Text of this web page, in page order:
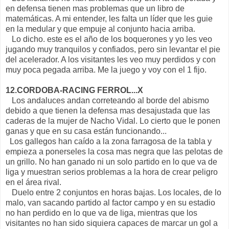
en defensa tienen mas problemas que un libro de
matemáticas. A mi entender, les falta un líder que les guie
en la medular y que empuje al conjunto hacia arriba.
Lo dicho. este es el año de los boquerones y yo les veo
jugando muy tranquilos y confiados, pero sin levantar el pie
del acelerador. A los visitantes les veo muy perdidos y con
muy poca pegada arriba. Me la juego y voy con el 1 fijo.
12.CORDOBA-RACING FERROL...X
Los andaluces andan correteando al borde del abismo
debido a que tienen la defensa mas desajustada que las
caderas de la mujer de Nacho Vidal. Lo cierto que le ponen
ganas y que en su casa están funcionando...
Los gallegos han caído a la zona farragosa de la tabla y
empieza a ponerseles la cosa mas negra que las pelotas de
un grillo. No han ganado ni un solo partido en lo que va de
liga y muestran serios problemas a la hora de crear peligro
en el área rival.
Duelo entre 2 conjuntos en horas bajas. Los locales, de lo
malo, van sacando partido al factor campo y en su estadio
no han perdido en lo que va de liga, mientras que los
visitantes no han sido siquiera capaces de marcar un gol a